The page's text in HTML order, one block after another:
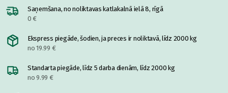
Saņemšana, no noliktavas katlakalnā ielā 8, rīgā
0 €
Ekspress piegāde, šodien, ja preces ir noliktavā, līdz 2000 kg
no 19.99 €
Standarta piegāde, līdz 5 darba dienām, līdz 2000 kg
no 9.99 €